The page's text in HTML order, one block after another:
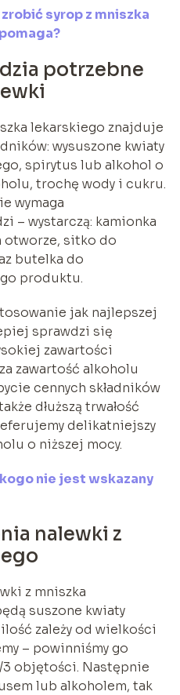
syrop z mniszka
potrzebne
lekarskiego znajduje
wysuszone kwiaty
spirytus lub alkohol o
trochę wody i cukru.
wymaga
– wystarczą: kamionka
otworze, sitko do
butelka do
produktu.
jak najlepszej
sprawdzi się
zawartości
zawartość alkoholu
cennych składników
dłuższą trwałość
delikatniejszy
o niższej mocy.
nie jest wskazany
nalewki z
z mniszka
suszone kwiaty
zależy od wielkości
– powinniśmy go
3 objętości. Następnie
lub alkoholem, tak